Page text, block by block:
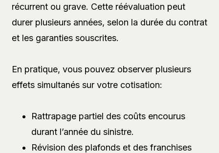
récurrent ou grave. Cette réévaluation peut
durer plusieurs années, selon la durée du contrat
et les garanties souscrites.
En pratique, vous pouvez observer plusieurs
effets simultanés sur votre cotisation:
Rattrapage partiel des coûts encourus
durant l’année du sinistre.
Révision des plafonds et des franchises